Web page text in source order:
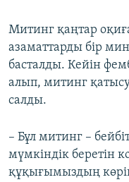
Митинг қаңтар
азаматтарды бір
басталды. Кейін
алып, митинг
салды.
– Бұл митинг –
мүмкіндік беретін
құқығымыздың